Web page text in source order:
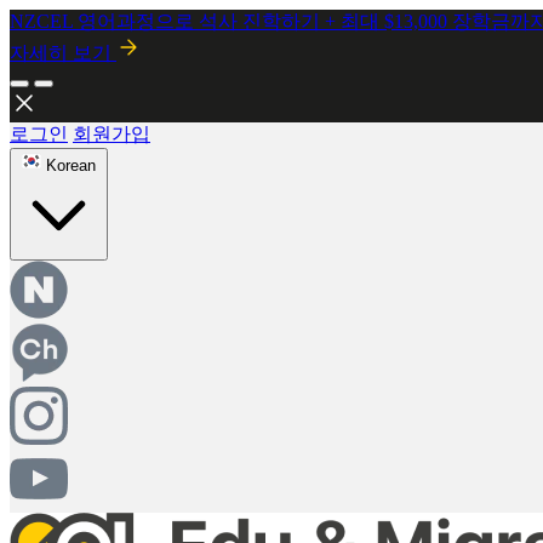
NZCEL 영어과정으로 석사 진학하기 + 최대 $13,000 장학금까
자세히 보기
로그인 회원가입
Korean